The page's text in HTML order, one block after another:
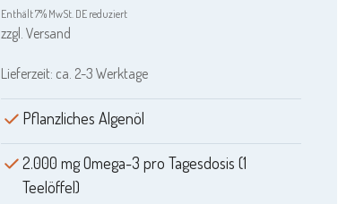
Preis
87,00 €78,00 €.
Enthält 7% MwSt. DE reduziert
zzgl.Versand
Lieferzeit: ca. 2-3 Werktage
Pflanzliches Algenöl
2.000 mg Omega-3 pro Tagesdosis (1
Teelöffel)